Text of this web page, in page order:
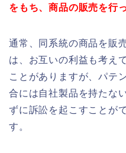
をもち、商品の販売を行
通常、同系統の商品を販
は、お互いの利益も考え
ことがありますが、パテ
合には自社製品を持たな
ずに訴訟を起こすことが
す。